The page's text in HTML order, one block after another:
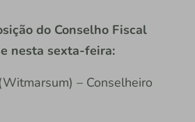
do Conselho Fiscal
nesta sexta-feira:
– Conselheiro